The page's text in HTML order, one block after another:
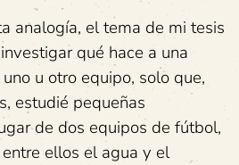
analogía, el tema de mi tesis
qué hace a una
u otro equipo, solo que,
estudié pequeñas
de dos equipos de fútbol,
ellos el agua y el